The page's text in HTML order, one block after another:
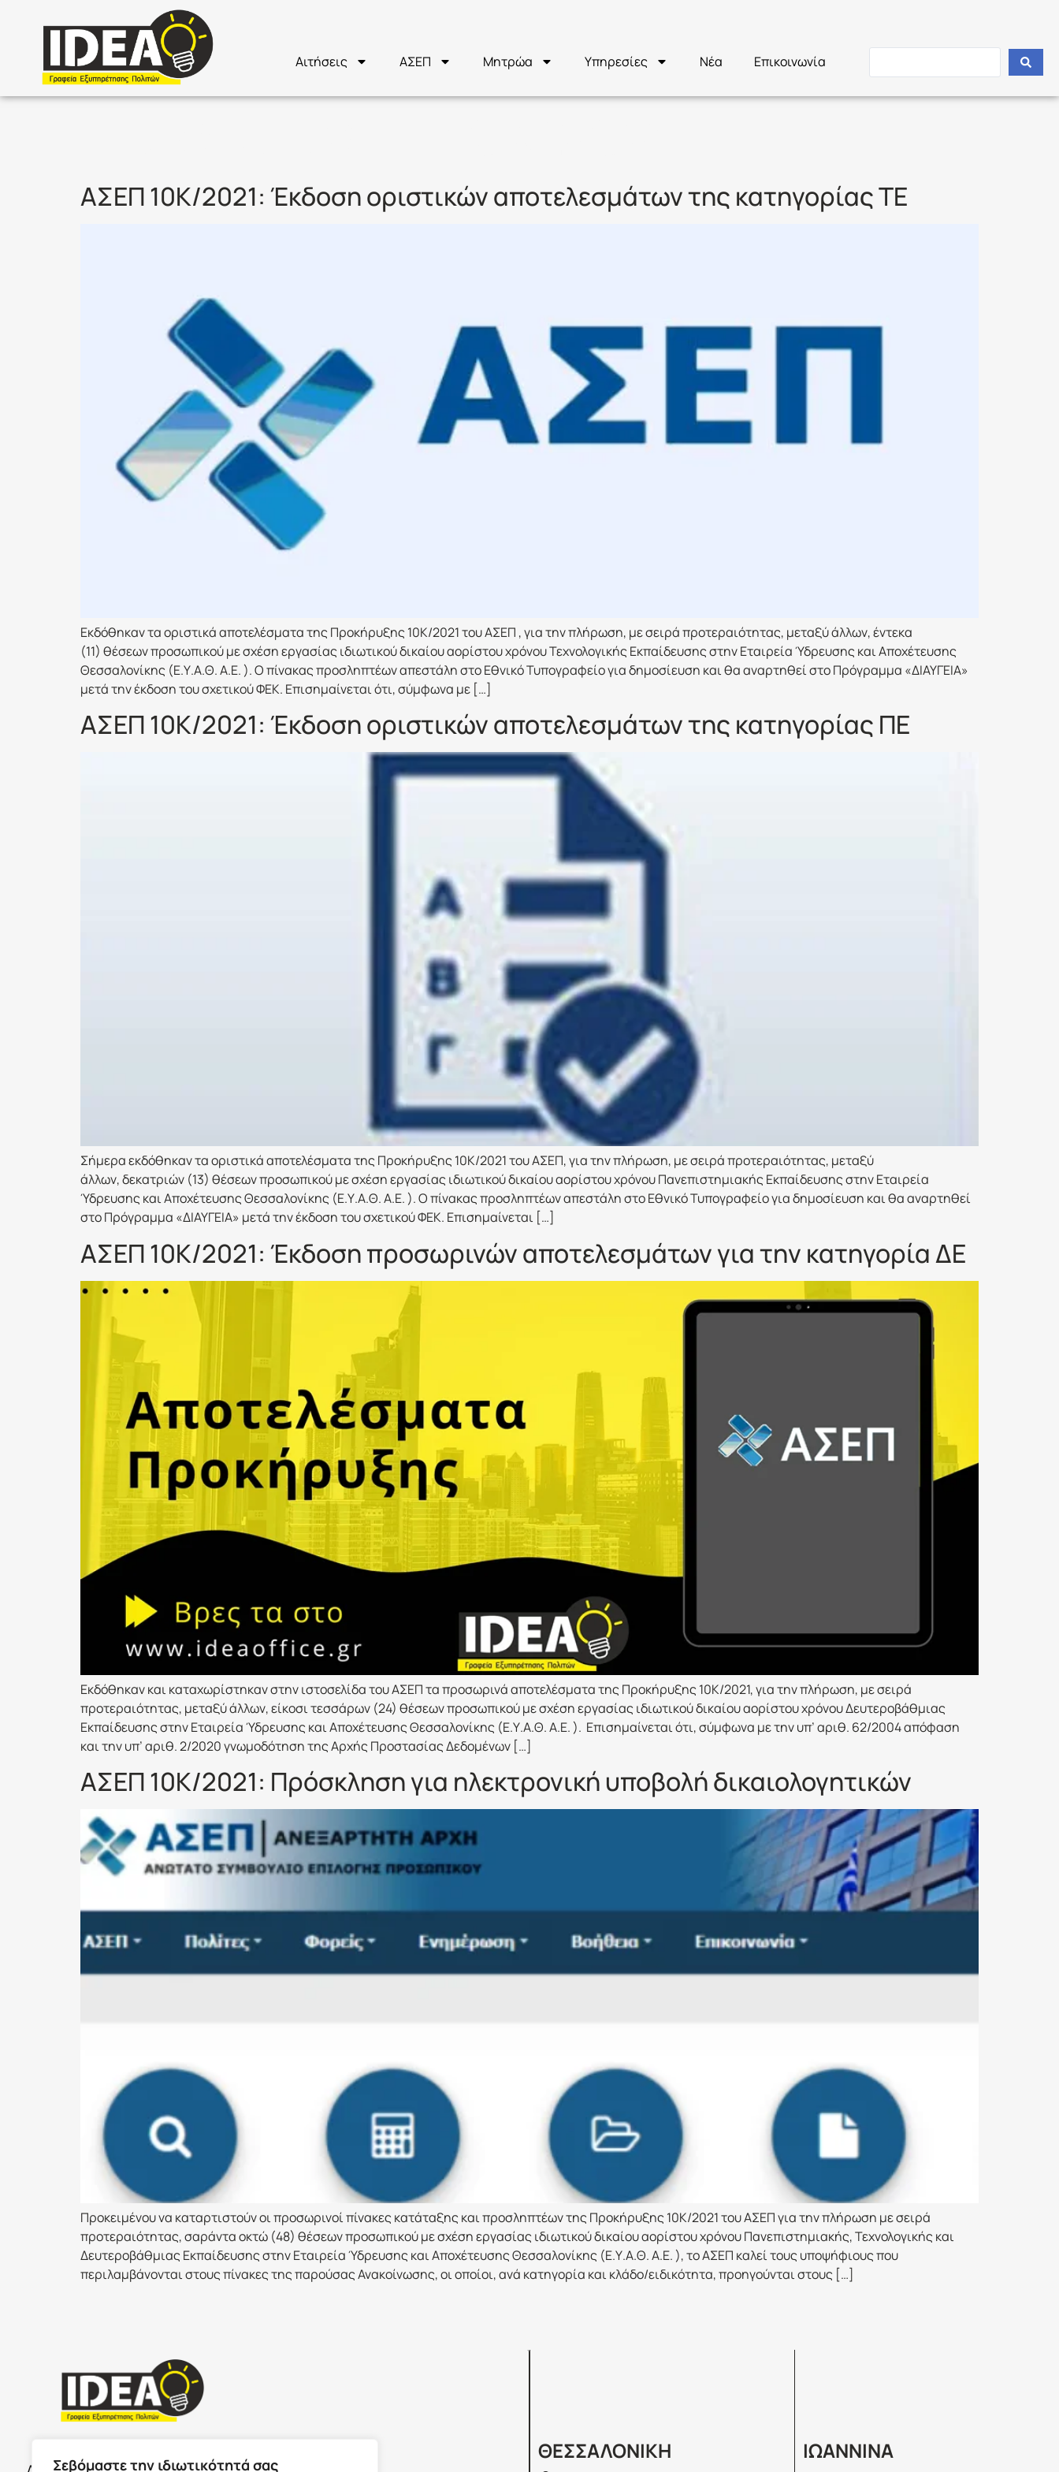
Σεβόμαστε την ιδιωτικότητά σας
Αιτήσεις ΑΣΕΠ Μητρώα Υπηρεσίες Νέα Επικοινωνία
ΑΣΕΠ 10Κ/2021: Έκδοση οριστικών αποτελεσμάτων της κατηγορίας ΤΕ
Εκδόθηκαν τα οριστικά αποτελέσματα της Προκήρυξης 10Κ/2021 του ΑΣΕΠ , για την πλήρωση, με σειρά προτεραιότητας, μεταξύ άλλων, έντεκα
(11) θέσεων προσωπικού με σχέση εργασίας ιδιωτικού δικαίου αορίστου χρόνου Τεχνολογικής Εκπαίδευσης στην Εταιρεία Ύδρευσης και Αποχέτευσης
Θεσσαλονίκης (Ε.Υ.Α.Θ. Α.Ε. ). Ο πίνακας προσληπτέων απεστάλη στο Εθνικό Τυπογραφείο για δημοσίευση και θα αναρτηθεί στο Πρόγραμμα «ΔΙΑΥΓΕΙΑ»
μετά την έκδοση του σχετικού ΦΕΚ. Επισημαίνεται ότι, σύμφωνα με […]
ΑΣΕΠ 10Κ/2021: Έκδοση οριστικών αποτελεσμάτων της κατηγορίας ΠΕ
Σήμερα εκδόθηκαν τα οριστικά αποτελέσματα της Προκήρυξης 10Κ/2021 του ΑΣΕΠ, για την πλήρωση, με σειρά προτεραιότητας, μεταξύ
άλλων, δεκατριών (13) θέσεων προσωπικού με σχέση εργασίας ιδιωτικού δικαίου αορίστου χρόνου Πανεπιστημιακής Εκπαίδευσης στην Εταιρεία
Ύδρευσης και Αποχέτευσης Θεσσαλονίκης (Ε.Υ.Α.Θ. Α.Ε. ). Ο πίνακας προσληπτέων απεστάλη στο Εθνικό Τυπογραφείο για δημοσίευση και θα αναρτηθεί
στο Πρόγραμμα «ΔΙΑΥΓΕΙΑ» μετά την έκδοση του σχετικού ΦΕΚ. Επισημαίνεται […]
ΑΣΕΠ 10Κ/2021: Έκδοση προσωρινών αποτελεσμάτων για την κατηγορία ΔΕ
Εκδόθηκαν και καταχωρίστηκαν στην ιστοσελίδα του ΑΣΕΠ τα προσωρινά αποτελέσματα της Προκήρυξης 10Κ/2021, για την πλήρωση, με σειρά
προτεραιότητας, μεταξύ άλλων, είκοσι τεσσάρων (24) θέσεων προσωπικού με σχέση εργασίας ιδιωτικού δικαίου αορίστου χρόνου Δευτεροβάθμιας
Εκπαίδευσης στην Εταιρεία Ύδρευσης και Αποχέτευσης Θεσσαλονίκης (Ε.Υ.Α.Θ. Α.Ε. ). Επισημαίνεται ότι, σύμφωνα με την υπ’ αριθ. 62/2004 απόφαση
και την υπ’ αριθ. 2/2020 γνωμοδότηση της Αρχής Προστασίας Δεδομένων […]
ΑΣΕΠ 10Κ/2021: Πρόσκληση για ηλεκτρονική υποβολή δικαιολογητικών
Προκειμένου να καταρτιστούν οι προσωρινοί πίνακες κατάταξης και προσληπτέων της Προκήρυξης 10Κ/2021 του ΑΣΕΠ για την πλήρωση με σειρά
προτεραιότητας, σαράντα οκτώ (48) θέσεων προσωπικού με σχέση εργασίας ιδιωτικού δικαίου αορίστου χρόνου Πανεπιστημιακής, Τεχνολογικής και
Δευτεροβάθμιας Εκπαίδευσης στην Εταιρεία Ύδρευσης και Αποχέτευσης Θεσσαλονίκης (Ε.Υ.Α.Θ. Α.Ε. ), το ΑΣΕΠ καλεί τους υποψήφιους που
περιλαμβάνονται στους πίνακες της παρούσας Ανακοίνωσης, οι οποίοι, ανά κατηγορία και κλάδο/ειδικότητα, προηγούνται στους […]
ΘΕΣΣΑΛΟΝΙΚΗ ΙΩΑΝΝΙΝΑ